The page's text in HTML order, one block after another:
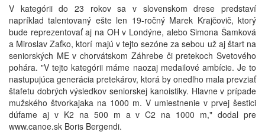
V kategórii do 23 rokov sa v slovenskom drese predstaví
napríklad talentovaný ešte len 19-ročný Marek Krajčovič, ktorý
bude reprezentovať aj na OH v Londýne, alebo Simona Šamková
a Miroslav Zaťko, ktorí majú v tejto sezóne za sebou už aj štart na
seniorských ME v chorvátskom Záhrebe či pretekoch Svetového
pohára. "V tejto kategórii máme naozaj medailové ambície. Je to
nastupujúca generácia pretekárov, ktorá by onedlho mala prevziať
štafetu dobrých výsledkov seniorskej kanoistiky. Hlavne v prípade
mužského štvorkajaka na 1000 m. V umiestnenie v prvej šestici
dúfame aj v K2 na 500 m a v C2 na 1000 m," dodal pre
www.canoe.sk Boris Bergendi.